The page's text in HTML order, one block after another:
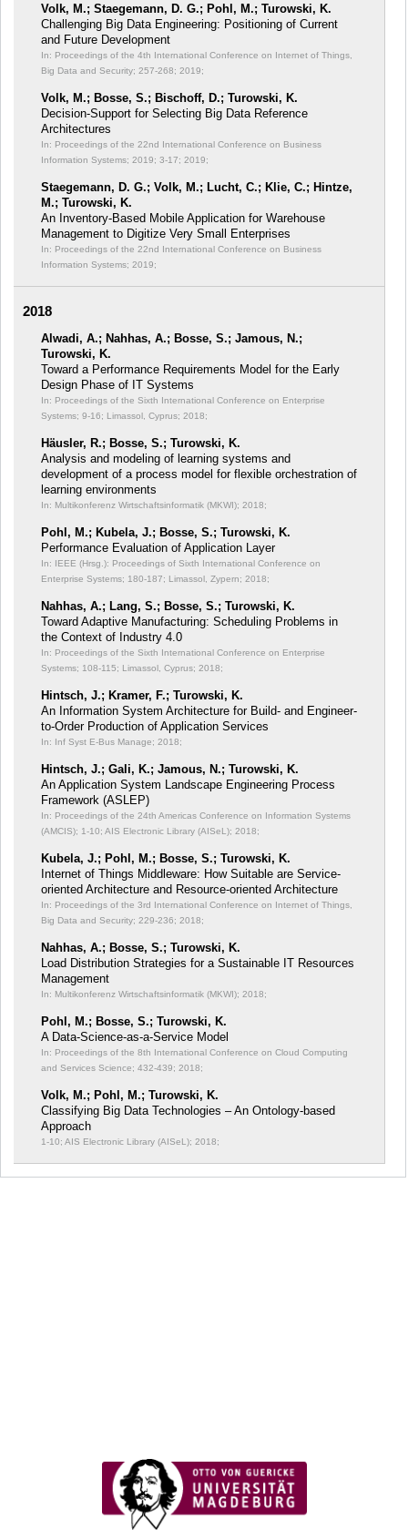
Volk, M.; Staegemann, D. G.; Pohl, M.; Turowski, K.
Challenging Big Data Engineering: Positioning of Current
and Future Development
In: Proceedings of the 4th International Conference on Internet of Things,
Big Data and Security; 257-268; 2019;
Volk, M.; Bosse, S.; Bischoff, D.; Turowski, K.
Decision-Support for Selecting Big Data Reference
Architectures
In: Proceedings of the 22nd International Conference on Business
Information Systems; 2019; 3-17; 2019;
Staegemann, D. G.; Volk, M.; Lucht, C.; Klie, C.; Hintze,
M.; Turowski, K.
An Inventory-Based Mobile Application for Warehouse
Management to Digitize Very Small Enterprises
In: Proceedings of the 22nd International Conference on Business
Information Systems; 2019;
2018
Alwadi, A.; Nahhas, A.; Bosse, S.; Jamous, N.;
Turowski, K.
Toward a Performance Requirements Model for the Early
Design Phase of IT Systems
In: Proceedings of the Sixth International Conference on Enterprise
Systems; 9-16; Limassol, Cyprus; 2018;
Häusler, R.; Bosse, S.; Turowski, K.
Analysis and modeling of learning systems and
development of a process model for flexible orchestration of
learning environments
In: Multikonferenz Wirtschaftsinformatik (MKWI); 2018;
Pohl, M.; Kubela, J.; Bosse, S.; Turowski, K.
Performance Evaluation of Application Layer
In: IEEE (Hrsg.): Proceedings of Sixth International Conference on
Enterprise Systems; 180-187; Limassol, Zypern; 2018;
Nahhas, A.; Lang, S.; Bosse, S.; Turowski, K.
Toward Adaptive Manufacturing: Scheduling Problems in
the Context of Industry 4.0
In: Proceedings of the Sixth International Conference on Enterprise
Systems; 108-115; Limassol, Cyprus; 2018;
Hintsch, J.; Kramer, F.; Turowski, K.
An Information System Architecture for Build- and Engineer-
to-Order Production of Application Services
In: Inf Syst E-Bus Manage; 2018;
Hintsch, J.; Gali, K.; Jamous, N.; Turowski, K.
An Application System Landscape Engineering Process
Framework (ASLEP)
In: Proceedings of the 24th Americas Conference on Information Systems
(AMCIS); 1-10; AIS Electronic Library (AISeL); 2018;
Kubela, J.; Pohl, M.; Bosse, S.; Turowski, K.
Internet of Things Middleware: How Suitable are Service-
oriented Architecture and Resource-oriented Architecture
In: Proceedings of the 3rd International Conference on Internet of Things,
Big Data and Security; 229-236; 2018;
Nahhas, A.; Bosse, S.; Turowski, K.
Load Distribution Strategies for a Sustainable IT Resources
Management
In: Multikonferenz Wirtschaftsinformatik (MKWI); 2018;
Pohl, M.; Bosse, S.; Turowski, K.
A Data-Science-as-a-Service Model
In: Proceedings of the 8th International Conference on Cloud Computing
and Services Science; 432-439; 2018;
Volk, M.; Pohl, M.; Turowski, K.
Classifying Big Data Technologies – An Ontology-based
Approach
1-10; AIS Electronic Library (AISeL); 2018;